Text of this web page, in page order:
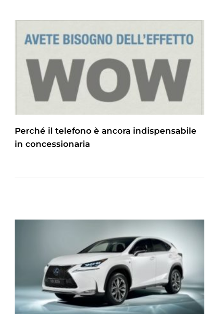
Perché il telefono è ancora indispensabile
in concessionaria